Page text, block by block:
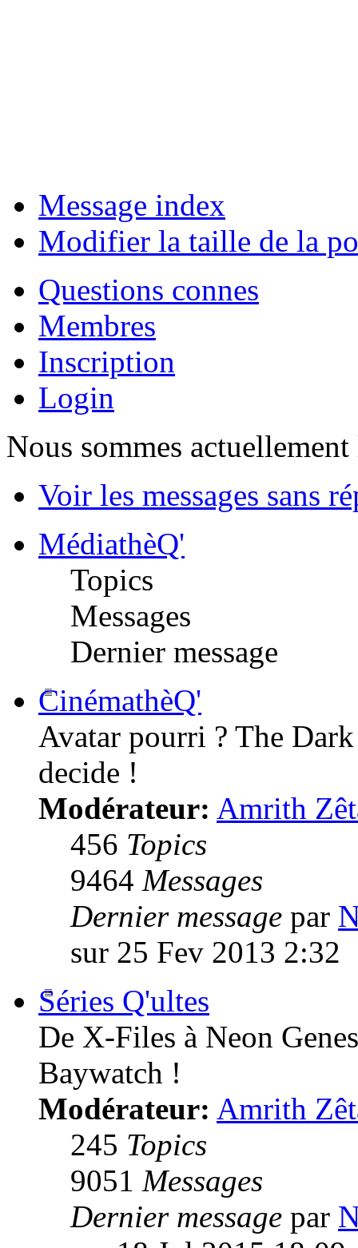
Message index
Modifier la taille de la
Questions connes
Membres
Inscription
Login
Nous sommes
Voir les messages sans
MédiathèQ'
Topics
Messages
Dernier message
CinémathèQ'
Avatar pourri ? The
decide !
Modérateur: Amrith
456 Topics
9464 Messages
Dernier message par
sur 25 Fev 2013 2:32
Séries Q'ultes
De X-Files à Neon
Baywatch !
Modérateur: Amrith
245 Topics
9051 Messages
Dernier message par